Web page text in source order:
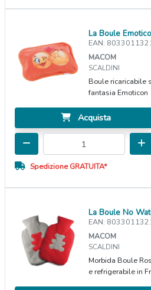
La Boule
EAN:
MACOM
SCALDINI
Boule ricaricabile
fantasia Emoticon
Acquista
Spedizione GRATUITA*
La Boule No
EAN:
MACOM
SCALDINI
Morbida Boule
e refrigerabile in